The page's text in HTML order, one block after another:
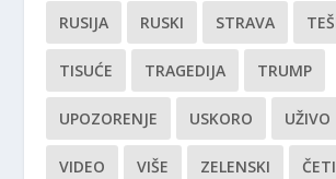
RUSIJA RUSKI STRAVA
TISUĆE TRAGEDIJA TRUMP
UPOZORENJE USKORO UŽIVO
VIDEO VIŠE ZELENSKI